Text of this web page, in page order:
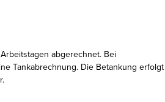
abgerechnet. Bei
Tankabrechnung. Die Betankung erfolgt